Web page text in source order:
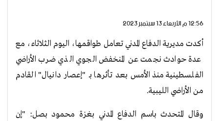
12:56 م الأربعاء 13 سبتمبر 2023
أكدت مديرية الدفاع المدني تعامل طواقمها، اليوم الثلاثاء، مع
عدة حوادث نجمت عن المنخفض الجوي الذي ضرب الأراضي
الفلسطينية منذ الأمس بعد تأثرها بـ "إعصار دانيال" القادم
من الأراضي الليبية.
وقال المتحدث باسم الدفاع المدني بغزة محمود بصل: "إن